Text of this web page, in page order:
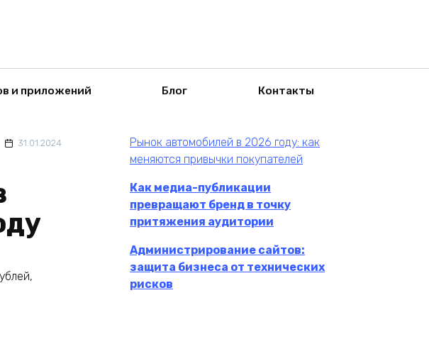
и приложений Блог Контакты
31.01.2024
Рынок автомобилей в 2026 году: как
меняются привычки покупателей
Как медиа-публикации
превращают бренд в точку
притяжения аудитории
Администрирование сайтов:
защита бизнеса от технических
рисков